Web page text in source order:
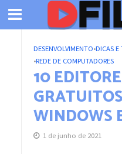
DESENVOLVIMENTO•DICAS E
•REDE DE COMPUTADORES
10
WINDOWS
1 de junho de 2021